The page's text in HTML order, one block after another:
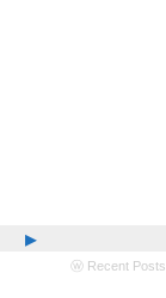
▸
ⓦ Recent Posts